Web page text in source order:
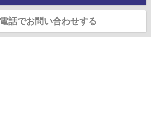
電話でお問い合わせする